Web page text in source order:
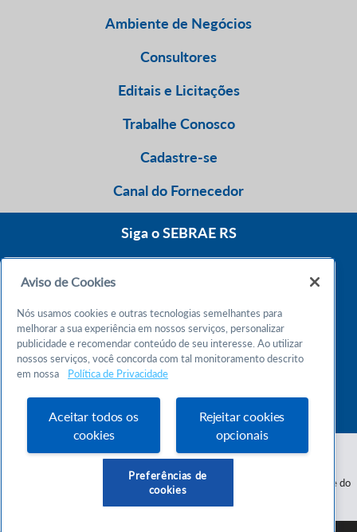
Ambiente de Negócios
Consultores
Editais e Licitações
Trabalhe Conosco
Cadastre-se
Canal do Fornecedor
Siga o SEBRAE RS
Atendimento 24h
Chame no WhatsApp
Atendimento das 9h às 18h
Serviço de Apoio às Micro e Pequenas Empresas do Estado do Rio Grande do
Aviso de Cookies
Nós usamos cookies e outras tecnologias semelhantes para
melhorar a sua experiência em nossos serviços, personalizar
publicidade e recomendar conteúdo de seu interesse. Ao utilizar
nossos serviços, você concorda com tal monitoramento descrito
em nossa
Política de Privacidade
Aceitar todos os
cookies
Rejeitar cookies
opcionais
Preferências de
cookies